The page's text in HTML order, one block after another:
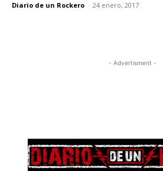
Diario de un Rockero - 24 enero, 2017
- Advertisment -